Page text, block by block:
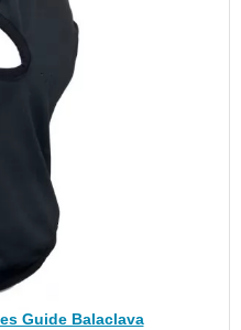
Guide Balaclava